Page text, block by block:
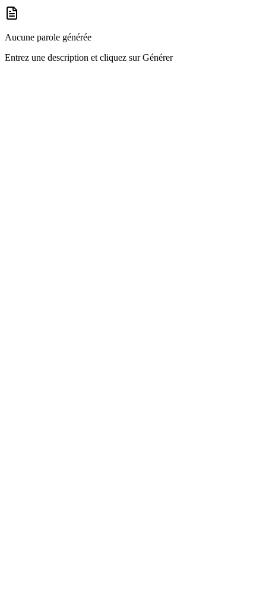
Aucune parole générée
Entrez une description et cliquez sur Générer